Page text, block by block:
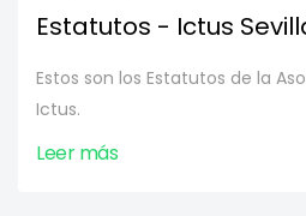
Estatutos - Ictus
Estos son los Estatutos de la
Ictus.
Leer más